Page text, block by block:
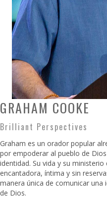
GRAHAM COOKE
Brilliant Perspectives
Graham es un orador popular
por empoderar al pueblo de
identidad. Su vida y su
encantadora, íntima y sin
manera única de comunicar una
de Dios.